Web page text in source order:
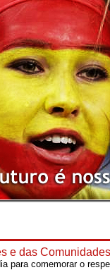
e das
para comemorar o